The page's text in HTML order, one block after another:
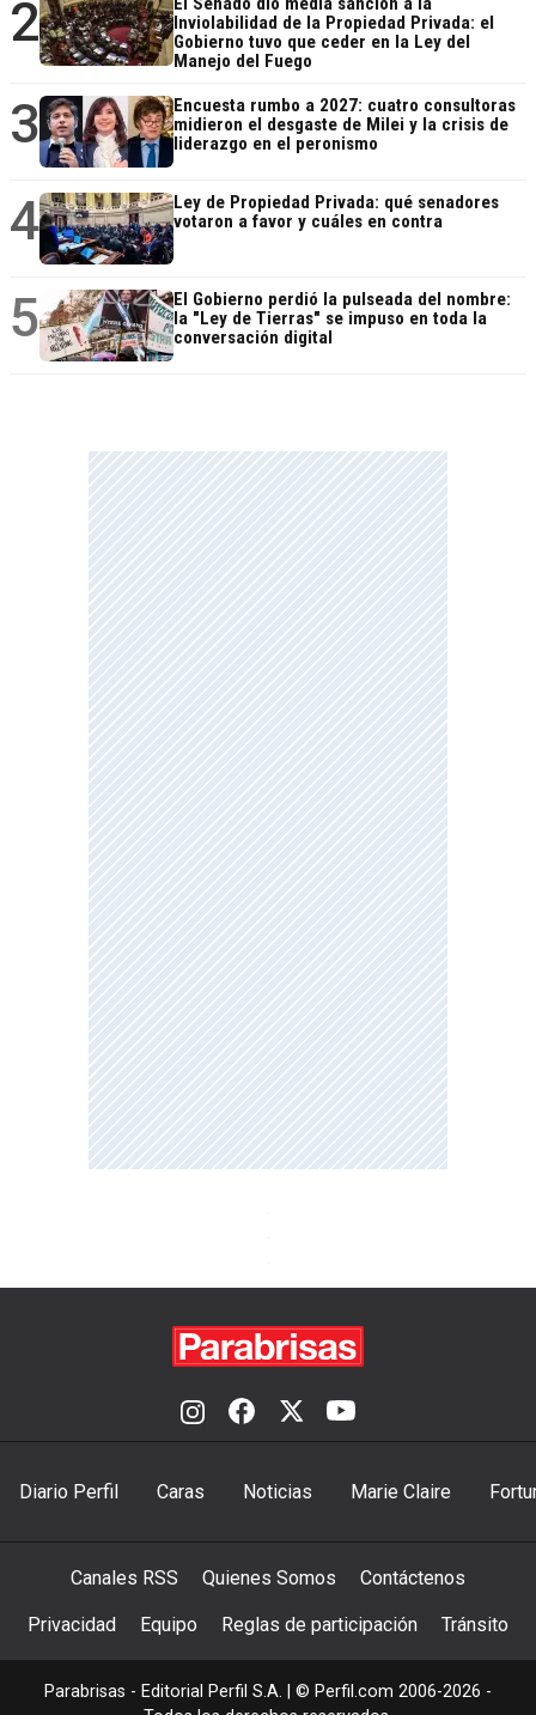
2
Inviolabilidad de la Propiedad Privada: el
Gobierno tuvo que ceder en la Ley del
Manejo del Fuego
3
Encuesta rumbo a 2027: cuatro consultoras
midieron el desgaste de Milei y la crisis de
liderazgo en el peronismo
4
Ley de Propiedad Privada: qué senadores
votaron a favor y cuáles en contra
5
El Gobierno perdió la pulseada del nombre:
la "Ley de Tierras" se impuso en toda la
conversación digital
Diario Perfil Caras Noticias Marie Claire
Canales RSS Quienes Somos Contáctenos
Privacidad Equipo Reglas de participación Tránsito
Parabrisas - Editorial Perfil S.A. | © Perfil.com 2006-2026 -